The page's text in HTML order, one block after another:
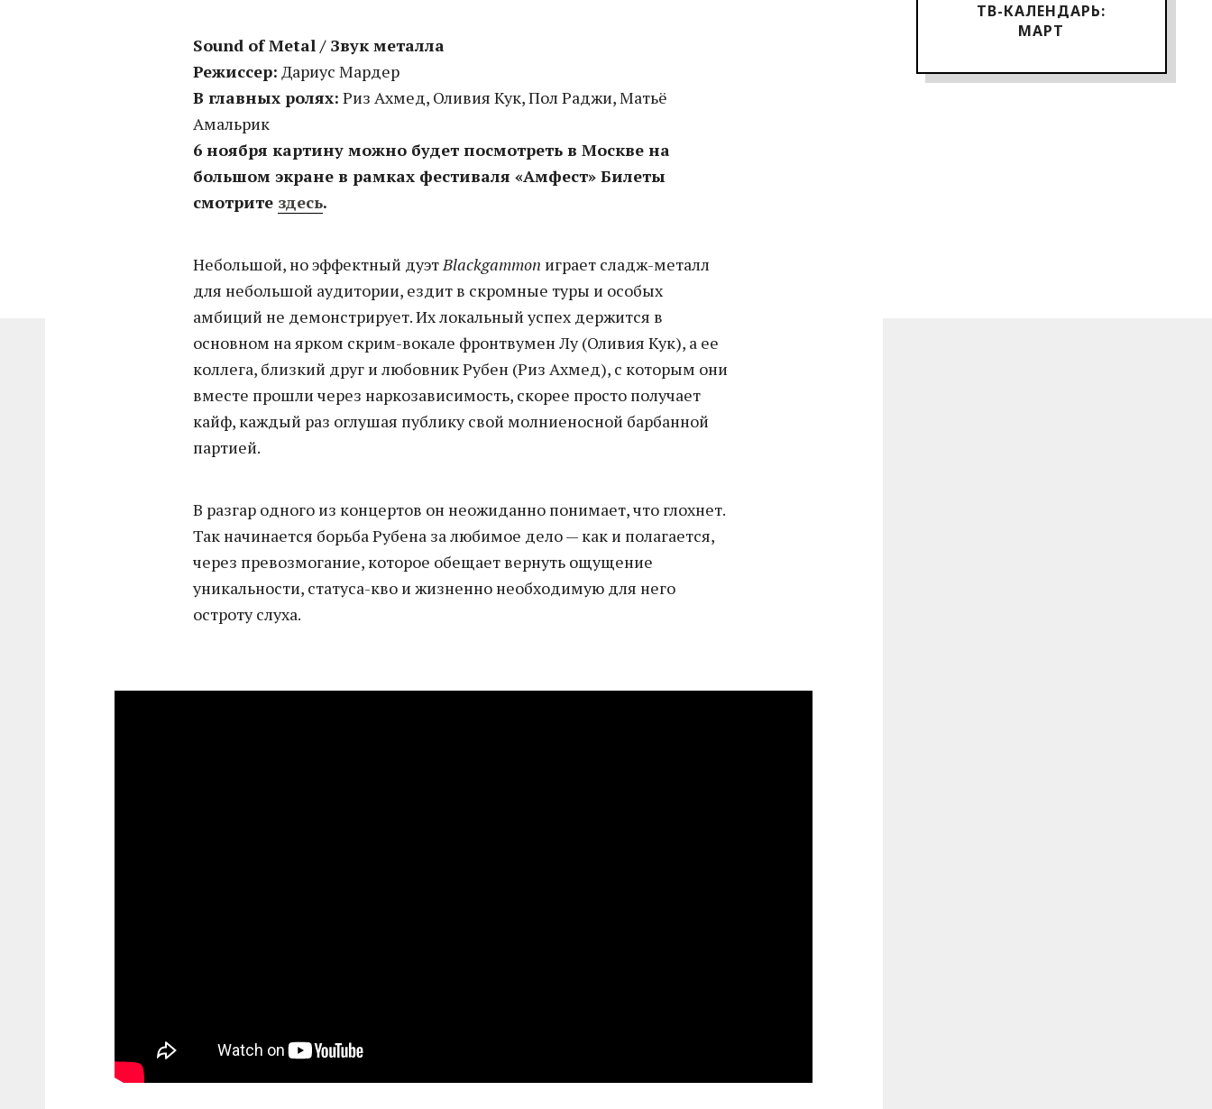
ТВ-КАЛЕНДАРЬ:
МАРТ
Sound of Metal / Звук металла
Режиссер: Дариус Мардер
В главных ролях: Риз Ахмед, Оливия Кук, Пол Раджи, Матьё
Амальрик
6 ноября картину можно будет посмотреть в Москве на
большом экране в рамках фестиваля «Амфест» Билеты
смотрите здесь.
Небольшой, но эффектный дуэтBlackgammon играет сладж-металл
для небольшой аудитории, ездит в скромные туры и особых
амбиций не демонстрирует. Их локальный успех держится в
основном на ярком скрим-вокале фронтвумен Лу (Оливия Кук), а ее
коллега, близкий друг и любовник Рубен (Риз Ахмед), с которым они
вместе прошли через наркозависимость, скорее просто получает
кайф, каждый раз оглушая публику свой молниеносной барбанной
партией.
В разгар одного из концертов он неожиданно понимает, что глохнет.
Так начинается борьба Рубена за любимое дело — как и полагается,
через превозмогание, которое обещает вернуть ощущение
уникальности, статуса-кво и жизненно необходимую для него
остроту слуха.